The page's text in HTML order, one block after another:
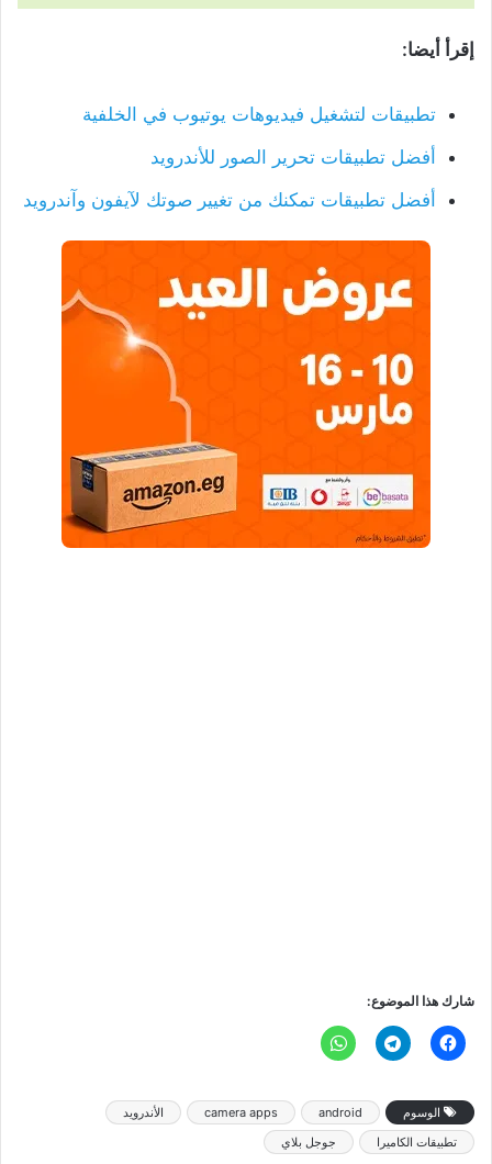
إقرأ أيضا:
تطبيقات لتشغيل فيديوهات يوتيوب في الخلفية
أفضل تطبيقات تحرير الصور للأندرويد
أفضل تطبيقات تمكنك من تغيير صوتك لآيفون وآندرويد
شارك هذا الموضوع:
الوسوم android
camera apps
الأندرويد
تطبيقات الكاميرا
جوجل بلاي